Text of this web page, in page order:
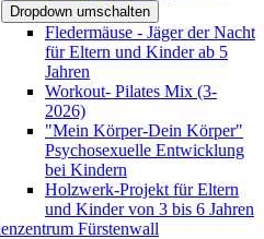
Dropdown umschalten
Fledermäuse - Jäger der Nacht
für Eltern und Kinder ab 5
Jahren
Workout- Pilates Mix (3-
2026)
"Mein Körper-Dein Körper"
Psychosexuelle Entwicklung
bei Kindern
Holzwerk-Projekt für Eltern
und Kinder von 3 bis 6 Jahren
Fürstenwall